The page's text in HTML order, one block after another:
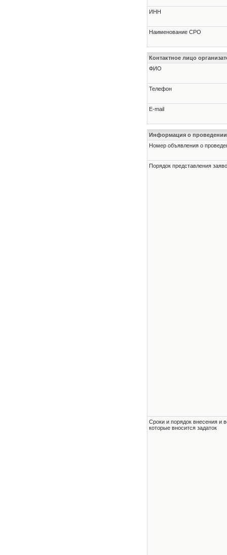
ИНН
Наименование СРО
Контактное лицо
ФИО
Телефон
E-mail
Информация о проведении
Номер объявления о
Порядок представления
Сроки и порядок внесения и
которые вносится задаток